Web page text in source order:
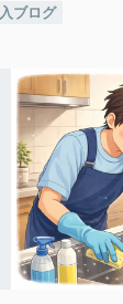
ブログ